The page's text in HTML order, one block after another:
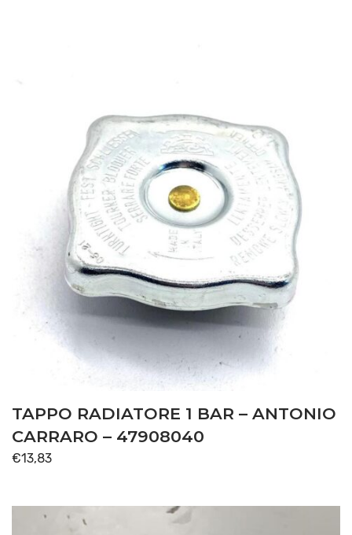
TAPPO RADIATORE 1 BAR – ANTONIO
CARRARO – 47908040
€13,83